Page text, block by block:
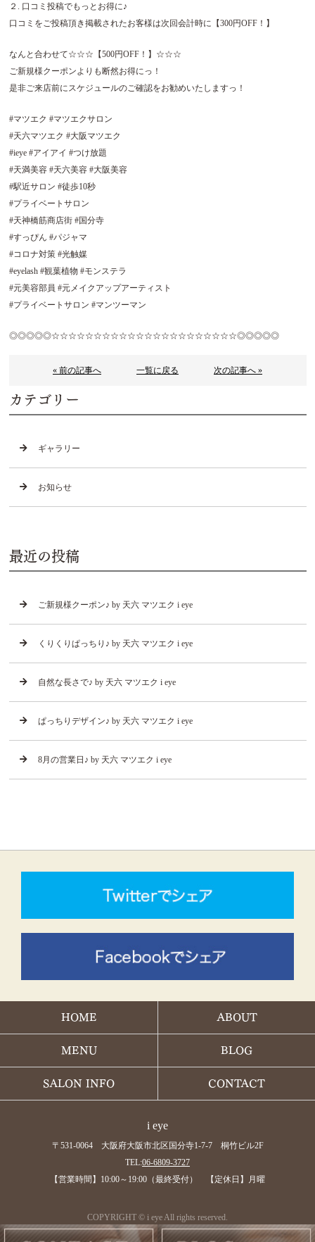
２. 口コミ投稿でもっとお得に♪
口コミをご投稿頂き掲載されたお客様は次回会計時に【300円OFF！】
なんと合わせて☆☆☆【500円OFF！】☆☆☆
ご新規様クーポンよりも断然お得にっ！
是非ご来店前にスケジュールのご確認をお勧めいたしますっ！
#マツエク #マツエクサロン
#天六マツエク #大阪マツエク
#ieye #アイアイ #つけ放題
#天満美容 #天六美容 #大阪美容
#駅近サロン #徒歩10秒
#プライベートサロン
#天神橋筋商店街 #国分寺
#すっぴん #パジャマ
#コロナ対策 #光触媒
#eyelash #観葉植物 #モンステラ
#元美容部員 #元メイクアップアーティスト
#プライベートサロン #マンツーマン
◎◎◎◎◎☆☆☆☆☆☆☆☆☆☆☆☆☆☆☆☆☆☆☆☆☆☆◎◎◎◎◎
« 前の記事へ 一覧に戻る 次の記事へ »
カテゴリー
ギャラリー
お知らせ
最近の投稿
ご新規様クーポン♪ by 天六 マツエク i eye
くりくりぱっちり♪ by 天六 マツエク i eye
自然な長さで♪ by 天六 マツエク i eye
ぱっちりデザイン♪ by 天六 マツエク i eye
8月の営業日♪ by 天六 マツエク i eye
HOME ABOUT
MENU BLOG
SALON INFO CONTACT
i eye
〒531-0064 大阪府大阪市北区国分寺1-7-7 桐竹ビル2F
TEL:06-6809-3727
【営業時間】10:00～19:00（最終受付） 【定休日】月曜
COPYRIGHT © i eye All rights reserved.